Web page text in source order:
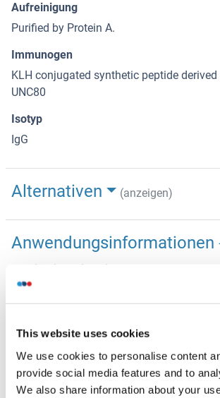
This website uses cookies
We use cookies to personalise content
provide social media features and to
We also share information about your
Aufreinigung
Purified by Protein A.
Immunogen
KLH conjugated synthetic peptide
UNC80
Isotyp
IgG
Alternativen (anzeigen)
Anwendungsinformationen
ELISA 1:500-1000
IHC-P 1:200-400
IF(IHC-P) 1:50-200
IF(IHC-F) 1:50-200
IF(ICC) 1:50-200
ICC 1:100-500